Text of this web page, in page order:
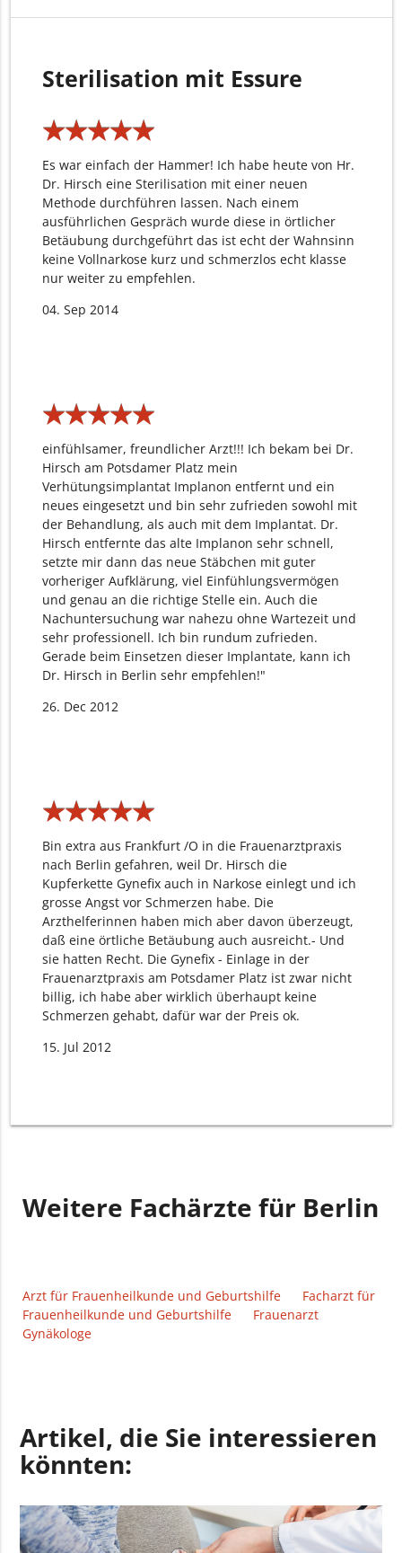
Sterilisation mit Essure
★★★★★
★★★★★
Es war einfach der Hammer! Ich habe heute von Hr.
Dr. Hirsch eine Sterilisation mit einer neuen
Methode durchführen lassen. Nach einem
ausführlichen Gespräch wurde diese in örtlicher
Betäubung durchgeführt das ist echt der Wahnsinn
keine Vollnarkose kurz und schmerzlos echt klasse
nur weiter zu empfehlen.
04. Sep 2014
★★★★★
★★★★★
einfühlsamer, freundlicher Arzt!!! Ich bekam bei Dr.
Hirsch am Potsdamer Platz mein
Verhütungsimplantat Implanon entfernt und ein
neues eingesetzt und bin sehr zufrieden sowohl mit
der Behandlung, als auch mit dem Implantat. Dr.
Hirsch entfernte das alte Implanon sehr schnell,
setzte mir dann das neue Stäbchen mit guter
vorheriger Aufklärung, viel Einfühlungsvermögen
und genau an die richtige Stelle ein. Auch die
Nachuntersuchung war nahezu ohne Wartezeit und
sehr professionell. Ich bin rundum zufrieden.
Gerade beim Einsetzen dieser Implantate, kann ich
Dr. Hirsch in Berlin sehr empfehlen!"
26. Dec 2012
★★★★★
★★★★★
Bin extra aus Frankfurt /O in die Frauenarztpraxis
nach Berlin gefahren, weil Dr. Hirsch die
Kupferkette Gynefix auch in Narkose einlegt und ich
grosse Angst vor Schmerzen habe. Die
Arzthelferinnen haben mich aber davon überzeugt,
daß eine örtliche Betäubung auch ausreicht.- Und
sie hatten Recht. Die Gynefix - Einlage in der
Frauenarztpraxis am Potsdamer Platz ist zwar nicht
billig, ich habe aber wirklich überhaupt keine
Schmerzen gehabt, dafür war der Preis ok.
15. Jul 2012
Weitere Fachärzte für Berlin
Arzt für Frauenheilkunde und Geburtshilfe
Facharzt für
Frauenheilkunde und Geburtshilfe
Frauenarzt
Gynäkologe
Artikel, die Sie interessieren
könnten: